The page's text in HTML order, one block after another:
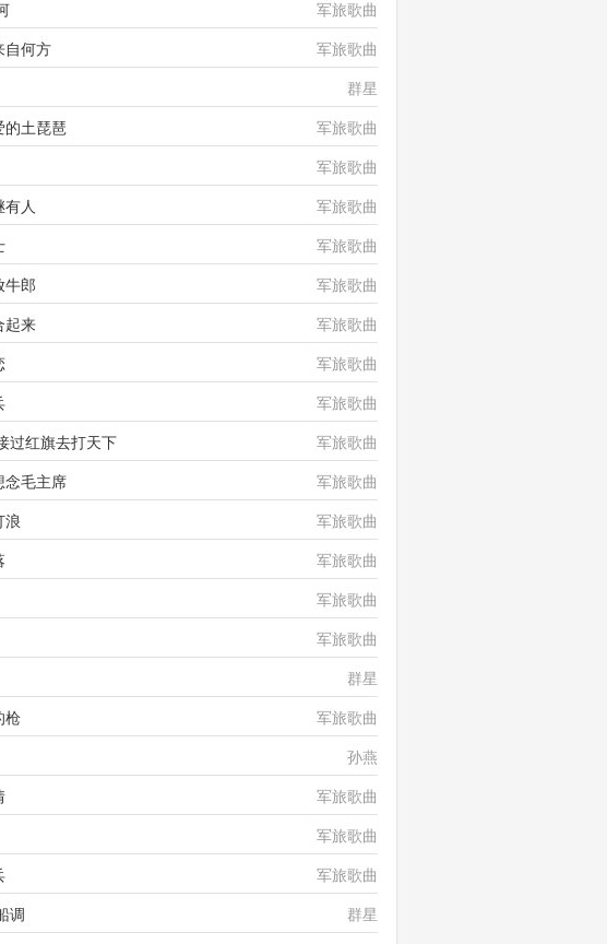
军旅歌曲
自何方 军旅歌曲
群星
的土琵琶 军旅歌曲
军旅歌曲
人 军旅歌曲
军旅歌曲
牛郎 军旅歌曲
起来 军旅歌曲
军旅歌曲
军旅歌曲
过红旗去打天下 军旅歌曲
念毛主席 军旅歌曲
浪 军旅歌曲
军旅歌曲
军旅歌曲
军旅歌曲
群星
枪 军旅歌曲
孙燕
军旅歌曲
军旅歌曲
军旅歌曲
调 群星